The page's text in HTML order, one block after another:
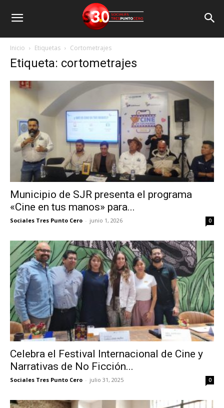
Inicio Etiquetas Cortometrajes
Etiqueta: cortometrajes
Municipio de SJR presenta el programa
«Cine en tus manos» para...
Sociales Tres Punto Cero - junio 1, 2026 0
Celebra el Festival Internacional de Cine y
Narrativas de No Ficción...
Sociales Tres Punto Cero - julio 31, 2025 0